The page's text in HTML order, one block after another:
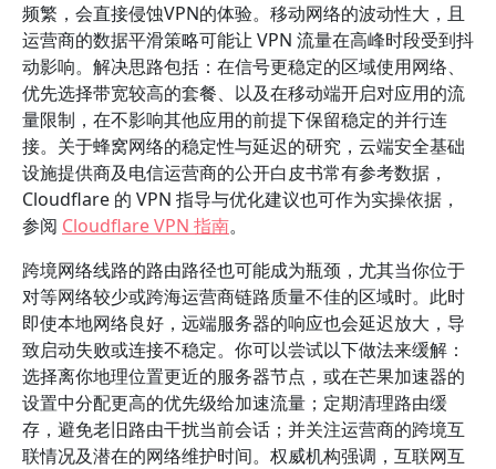
频繁，会直接侵蚀VPN的体验。移动网络的波动性大，且
运营商的数据平滑策略可能让 VPN 流量在高峰时段受到抖
动影响。解决思路包括：在信号更稳定的区域使用网络、
优先选择带宽较高的套餐、以及在移动端开启对应用的流
量限制，在不影响其他应用的前提下保留稳定的并行连
接。关于蜂窝网络的稳定性与延迟的研究，云端安全基础
设施提供商及电信运营商的公开白皮书常有参考数据，
Cloudflare 的 VPN 指导与优化建议也可作为实操依据，
参阅 Cloudflare VPN 指南。
跨境网络线路的路由路径也可能成为瓶颈，尤其当你位于
对等网络较少或跨海运营商链路质量不佳的区域时。此时
即使本地网络良好，远端服务器的响应也会延迟放大，导
致启动失败或连接不稳定。你可以尝试以下做法来缓解：
选择离你地理位置更近的服务器节点，或在芒果加速器的
设置中分配更高的优先级给加速流量；定期清理路由缓
存，避免老旧路由干扰当前会话；并关注运营商的跨境互
联情况及潜在的网络维护时间。权威机构强调，互联网互